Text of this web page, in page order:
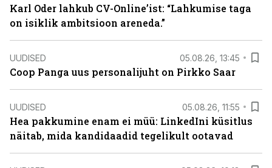
Karl Oder lahkub CV-Online’ist: “Lahkumise taga
on isiklik ambitsioon areneda.”
UUDISED 05.08.26, 13:45
Coop Panga uus personalijuht on Pirkko Saar
UUDISED 05.08.26, 11:55
Hea pakkumine enam ei müü: LinkedIni küsitlus
näitab, mida kandidaadid tegelikult ootavad